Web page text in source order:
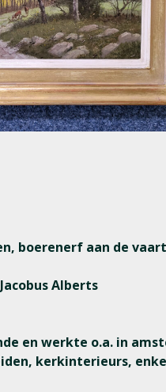
boerenerf aan de
Alberts
en werkte o.a. in
kerkinterieurs,